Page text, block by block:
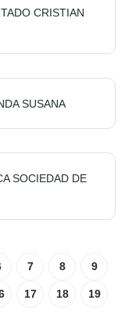
CRISTIAN
SUSANA
SOCIEDAD DE
7 8 9
17 18 19